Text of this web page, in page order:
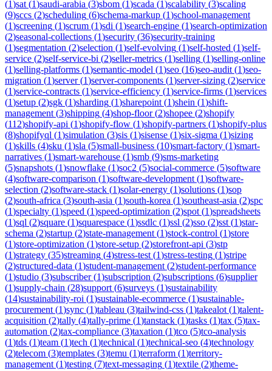
(1)sat (1)saudi-arabia (3)sbom (1)scada (1)scalability (3)scaling
(9)sccs (2)scheduling (6)schema-markup (1)school-management
(1)screening (1)scrum (1)sdi (1)search-engine (1)search-optimization
(2)seasonal-collections (1)security (36)security-training
(1)segmentation (2)selection (1)self-evolving (1)self-hosted (1)self-
service (2)self-service-bi (2)seller-metrics (1)selling (1)selling-online
(1)selling-platforms (1)semantic-model (1)seo (16)seo-audit (1)seo-
migration (1)server(1)server-components (1)server-sizing (2)service
(1)service-contracts (1)service-efficiency (1)service-firms (1)services
(1)setup (2)sgk (1)sharding (1)sharepoint (1)shein (1)shift-
management (3)shipping (4)shop-floor(2)shopee (2)shopify
(112)shopify-api (1)shopify-flow (1)shopify-partners (1)shopify-plus
(8)shopifyql (1)simulation (3)sis (1)sisense (1)six-sigma (1)sizing
(1)skills (4)sku (1)sla (5)small-business (10)smart-factory (1)smart-
narratives (1)smart-warehouse (1)smb (9)sms-marketing
(5)snapshots (1)snowflake (1)soc2 (5)social-commerce (5)software
(4)software-comparison (1)software-development (1)software-
selection (2)software-stack (1)solar-energy (1)solutions (1)sop
(2)south-africa (3)south-asia (1)south-korea (1)southeast-asia (2)spc
(1)specialty (1)speed (1)speed-optimization (2)spot (1)spreadsheets
(1)sql (2)square (1)squarespace (1)ssdlc (1)ssl (2)sso (2)sst (1)star-
schema (2)startup (2)state-management (1)stock-control (1)store
(1)store-optimization (1)store-setup (2)storefront-api (3)stp
(1)strategy (35)streaming (4)stress-test (1)stress-testing (1)stripe
(2)structured-data (1)student-management (2)student-performance
(1)studio (3)subscriber(1)subscription (2)subscriptions (6)supplier
(1)supply-chain (28)support (6)surveys (1)sustainability
(14)sustainability-roi (1)sustainable-ecommerce (1)sustainable-
procurement (1)sync (1)tableau (3)tailwind-css (1)takealot (1)talent-
acquisition (2)tally (4)tally-prime (1)tanstack (1)tasks (1)tax (5)tax-
automation (2)tax-compliance (3)taxation (1)tco (5)tco-analysis
(1)tds (1)team (1)tech (1)technical (1)technical-seo (4)technology
(2)telecom (3)templates (3)temu (1)terraform (1)territory-
management (1)testing (7)text-messaging (1)textile (2)theme-